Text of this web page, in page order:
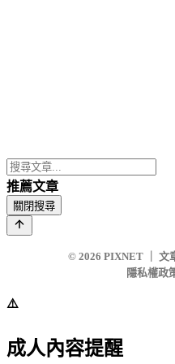
推薦文章
關閉搜尋
© 2026 PIXNET
文
隱私權政
⚠️
成人內容提醒